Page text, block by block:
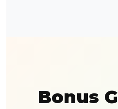
Bonus